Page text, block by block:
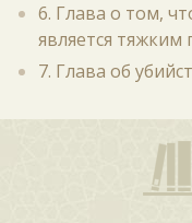
6. Глава о том,
является тяжким
7. Глава об